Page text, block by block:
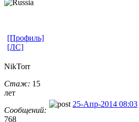
[Профиль]
[ЛС]
NikTorr
Стаж: 15
лет
Сообщений:
768
25-Апр-2014 08:03